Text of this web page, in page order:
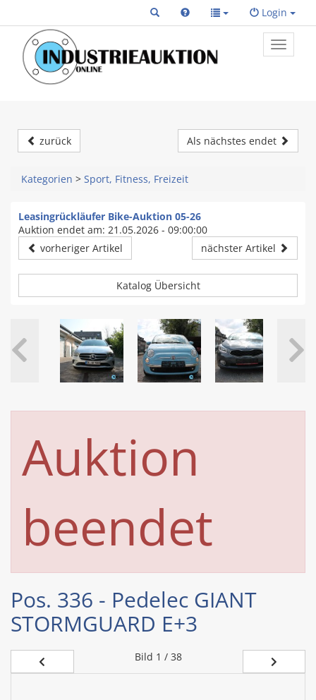
Login
Toggle
primary
zurück Als nächstes endet
Kategorien > Sport, Fitness, Freizeit
Leasingrückläufer Bike-Auktion 05-26
Auktion endet am: 21.05.2026 - 09:00:00
vorheriger Artikel
nächster Artikel
Katalog Übersicht
Auktion
beendet
Pos. 336 - Pedelec GIANT
STORMGUARD E+3
Bild 1 / 38